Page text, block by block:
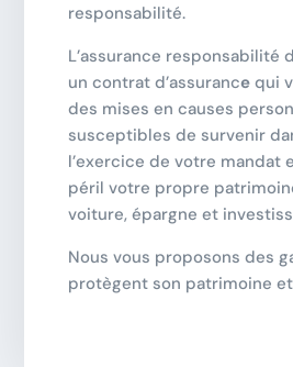
responsabilité.
L’assurance responsabilité
un contrat d’assurance qui
des mises en causes
susceptibles de survenir
l’exercice de votre mandat
péril votre propre
voiture, épargne et
Nous vous proposons des
protègent son patrimoine